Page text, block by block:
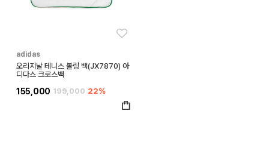
adidas
오리지날 테니스 볼링 백(JX7870) 아
디다스 크로스백
155,000 199,000 22%